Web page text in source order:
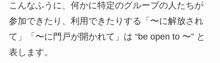
こんなふうに、何かに特定のグループの人たちが
参加できたり、利用できたりする「〜に解放され
て」「〜に門戸が開かれて」は “be open to 〜” と
表します。